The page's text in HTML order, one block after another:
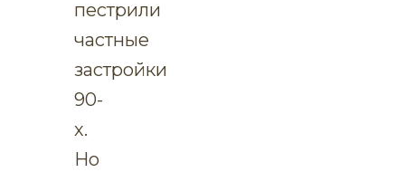
пестрили
частные
застройки
90-
х.
Но